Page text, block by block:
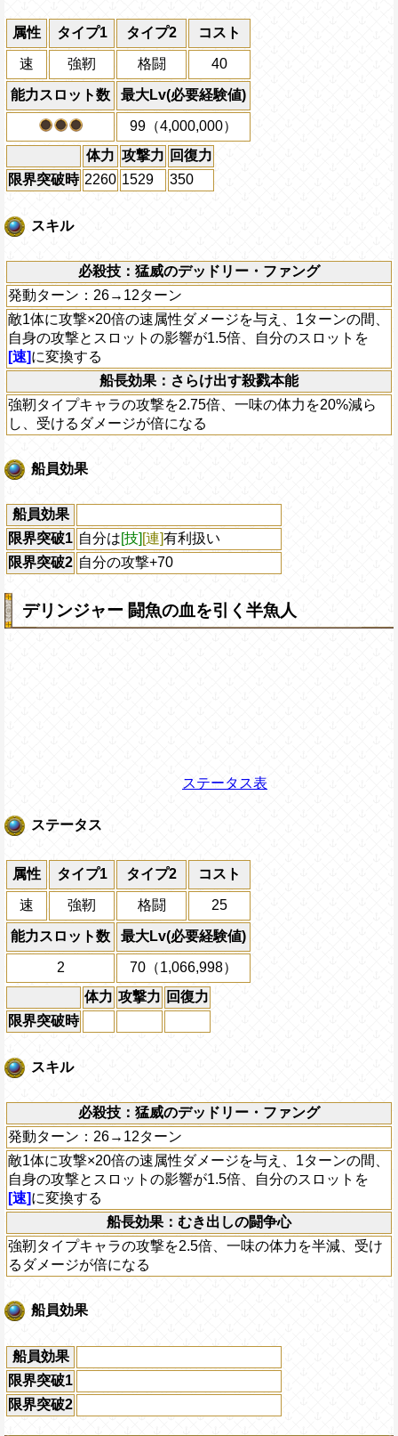
属性 タイプ1 タイプ2 コスト
速 強靭 格闘 40
能力スロット数 最大Lv(必要経験値)
99（4,000,000）
体力 攻撃力 回復力
限界突破時 2260 1529 350
スキル
必殺技：猛威のデッドリー・ファング
発動ターン：26→12ターン
敵1体に攻撃×20倍の速属性ダメージを与え、1ターンの間、
自身の攻撃とスロットの影響が1.5倍、自分のスロットを
[速]に変換する
船長効果：さらけ出す殺戮本能
強靭タイプキャラの攻撃を2.75倍、一味の体力を20%減ら
し、受けるダメージが倍になる
船員効果
船員効果
限界突破1 自分は [技] [連] 有利扱い
限界突破2 自分の攻撃+70
デリンジャー 闘魚の血を引く半魚人
ステータス表
ステータス
属性 タイプ1 タイプ2 コスト
速 強靭 格闘 25
能力スロット数 最大Lv(必要経験値)
2
70（1,066,998）
体力 攻撃力 回復力
限界突破時
スキル
必殺技：猛威のデッドリー・ファング
発動ターン：26→12ターン
敵1体に攻撃×20倍の速属性ダメージを与え、1ターンの間、
自身の攻撃とスロットの影響が1.5倍、自分のスロットを
[速]に変換する
船長効果：むき出しの闘争心
強靭タイプキャラの攻撃を2.5倍、一味の体力を半減、受け
るダメージが倍になる
船員効果
船員効果
限界突破1
限界突破2